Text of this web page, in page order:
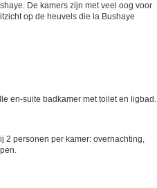
De kamers zijn met veel oog voor
op de heuvels die la Bushaye
en-suite badkamer met toilet en ligbad.
2 personen per kamer: overnachting,